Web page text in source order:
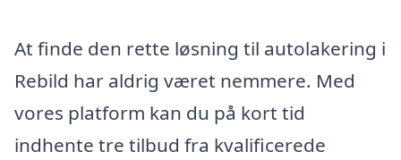
At finde den rette løsning til autolakering i
Rebild har aldrig været nemmere. Med
vores platform kan du på kort tid
indhente tre tilbud fra kvalificerede